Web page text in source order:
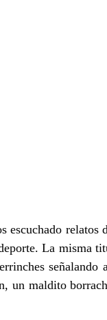
relatos
La misma
señalando
un maldito